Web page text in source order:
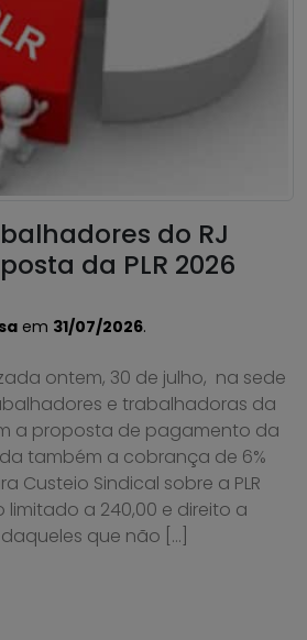
do RJ
da PLR 2026
em 31/07/2026.
ontem, 30 de julho, na sede
e trabalhadoras da
a proposta de pagamento da
também a cobrança de 6%
Custeio Sindical sobre a PLR
a 240,00 e direito a
que não […]